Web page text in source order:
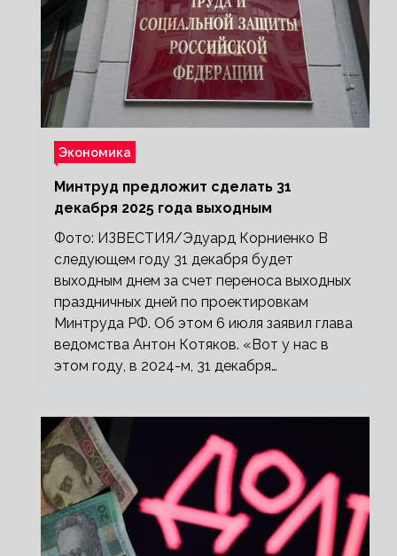
Экономика
Минтруд предложит сделать 31
декабря 2025 года выходным
Фото: ИЗВЕСТИЯ/Эдуард Корниенко В
следующем году 31 декабря будет
выходным днем за счет переноса выходных
праздничных дней по проектировкам
Минтруда РФ. Об этом 6 июля заявил глава
ведомства Антон Котяков. «Вот у нас в
этом году, в 2024-м, 31 декабря…